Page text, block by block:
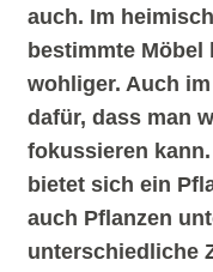
auch. Im
bestimmte
wohliger. Auch
dafür, dass man
fokussieren
bietet sich ein
auch Pflanzen
unterschiedliche